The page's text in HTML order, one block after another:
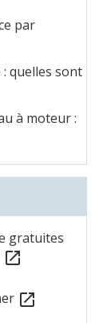
par
quelles sont
à moteur :
gratuites
open_in_new
open_in_new